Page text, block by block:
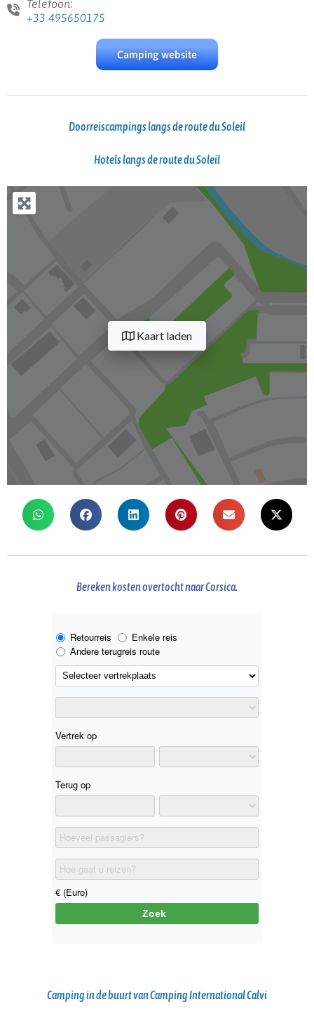
Telefoon:
+33 495650175
Camping website
Doorreiscampings langs de route du Soleil
Hotels langs de route du Soleil
Kaart laden
Bereken kosten overtocht naar Corsica.
Camping in de buurt van Camping International Calvi